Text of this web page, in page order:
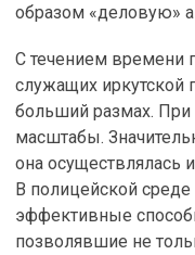
образом «деловую»
С течением времени
служащих иркутской
больший размах. При
масштабы.
она осуществлялась
В полицейской
эффективные
позволявшие не